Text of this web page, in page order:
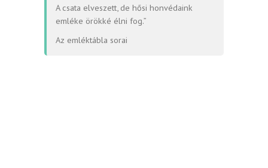
A csata elveszett, de hősi honvédaink
emléke örökké élni fog.”
Az emléktábla sorai